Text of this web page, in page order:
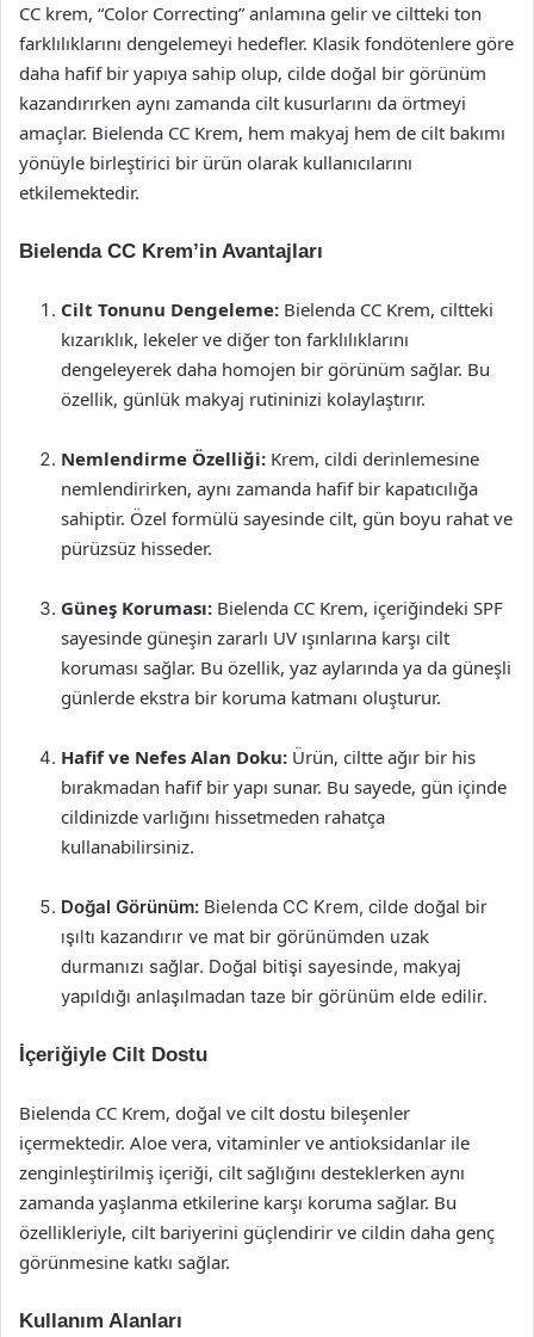
CC krem, “Color Correcting” anlamına gelir ve ciltteki ton
farklılıklarını dengelemeyi hedefler. Klasik fondötenlere göre
daha hafif bir yapıya sahip olup, cilde doğal bir görünüm
kazandırırken aynı zamanda cilt kusurlarını da örtmeyi
amaçlar. Bielenda CC Krem, hem makyaj hem de cilt bakımı
yönüyle birleştirici bir ürün olarak kullanıcılarını
etkilemektedir.
Bielenda CC Krem’in Avantajları
Cilt Tonunu Dengeleme: Bielenda CC Krem, ciltteki
kızarıklık, lekeler ve diğer ton farklılıklarını
dengeleyerek daha homojen bir görünüm sağlar. Bu
özellik, günlük makyaj rutininizi kolaylaştırır.
Nemlendirme Özelliği: Krem, cildi derinlemesine
nemlendirirken, aynı zamanda hafif bir kapatıcılığa
sahiptir. Özel formülü sayesinde cilt, gün boyu rahat ve
pürüzsüz hisseder.
Güneş Koruması: Bielenda CC Krem, içeriğindeki SPF
sayesinde güneşin zararlı UV ışınlarına karşı cilt
koruması sağlar. Bu özellik, yaz aylarında ya da güneşli
günlerde ekstra bir koruma katmanı oluşturur.
Hafif ve Nefes Alan Doku: Ürün, ciltte ağır bir his
bırakmadan hafif bir yapı sunar. Bu sayede, gün içinde
cildinizde varlığını hissetmeden rahatça
kullanabilirsiniz.
Doğal Görünüm: Bielenda CC Krem, cilde doğal bir
ışıltı kazandırır ve mat bir görünümden uzak
durmanızı sağlar. Doğal bitişi sayesinde, makyaj
yapıldığı anlaşılmadan taze bir görünüm elde edilir.
İçeriğiyle Cilt Dostu
Bielenda CC Krem, doğal ve cilt dostu bileşenler
içermektedir. Aloe vera, vitaminler ve antioksidanlar ile
zenginleştirilmiş içeriği, cilt sağlığını desteklerken aynı
zamanda yaşlanma etkilerine karşı koruma sağlar. Bu
özellikleriyle, cilt bariyerini güçlendirir ve cildin daha genç
görünmesine katkı sağlar.
Kullanım Alanları